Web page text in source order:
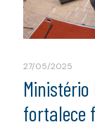
27/05/2025
Ministério
fortalece